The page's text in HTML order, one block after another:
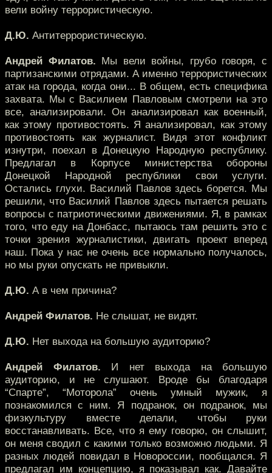
вели войну террористическую.
Д.Ю. Антитеррористическую.
Андрей Филатов. Мы вели войны, грубо говоря, с
партизанскими отрядами. А именно террористических
атак на города, когда они... В общем, есть специфика
захвата. Мы с Василием Павловым смотрели на это
все, анализировали. Он анализировал как военный,
как этому противостоять. Я анализировал, как этому
противостоять как журналист. Видя этот конфликт
изнутри, поехал в Донецкую Народную республику.
Предлагал в Корпусе министерства обороны
Донецкой Народной республики свои услуги.
Остались глухи. Василий Павлов здесь борется. Мы
решили, что Василий Павлов здесь пытается решать
вопросы с патриотическими движениями. Я, в рамках
того, что еду на Донбасс, пытаюсь там решить это с
точки зрения журналистики, двигать проект вперед
наш. Пока у нас не очень все нормально получалось,
но мы руки опускать не привыкли.
Д.Ю. А в чем причина?
Андрей Филатов. Не слышат, не видят.
Д.Ю. Нет выхода на большую аудиторию?
Андрей Филатов. И нет выхода на большую
аудиторию, и не слушают. Вроде бы благодаря
“Спарте”, “Моторола” очень умный мужик, я
познакомился с ним. Я подранок, он подранок, мы
физкультуру вместе делали, чтобы руки
восстанавливать. Все, что я ему говорю, он слышит,
он меня сводил с какими только возможно людьми. Я
разных людей повидал в Новороссии, пообщался. Я
предлагал им концепцию, я показывал как. Давайте